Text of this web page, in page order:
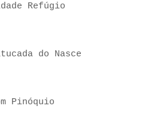
Refúgio
do Nasce
Pinóquio